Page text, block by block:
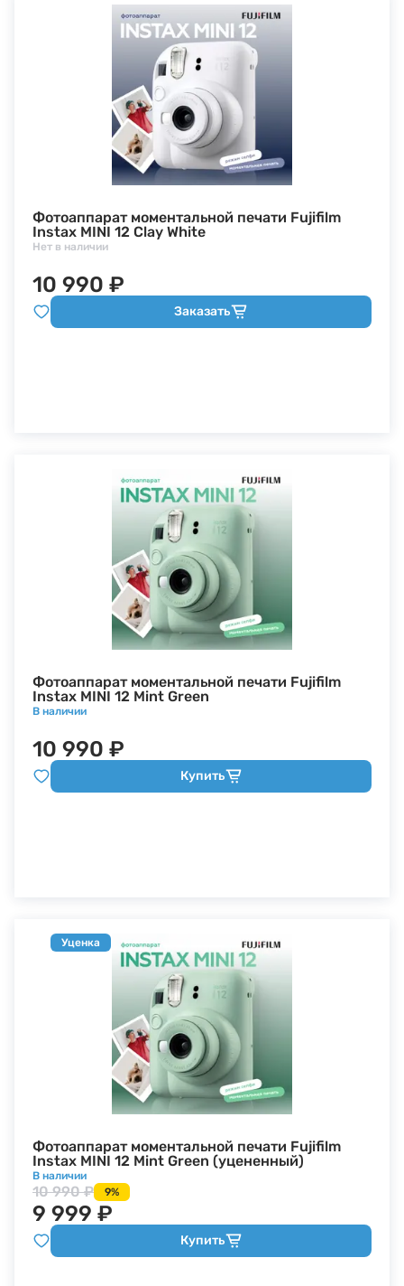
Фотоаппарат моментальной печати Fujifilm
Instax MINI 12 Clay White
Нет в наличии
10 990 ₽
Заказать
Фотоаппарат моментальной печати Fujifilm
Instax MINI 12 Mint Green
В наличии
10 990 ₽
Купить
Уценка
Фотоаппарат моментальной печати Fujifilm
Instax MINI 12 Mint Green (уцененный)
В наличии
10 990 ₽ 9%
9 999 ₽
Купить